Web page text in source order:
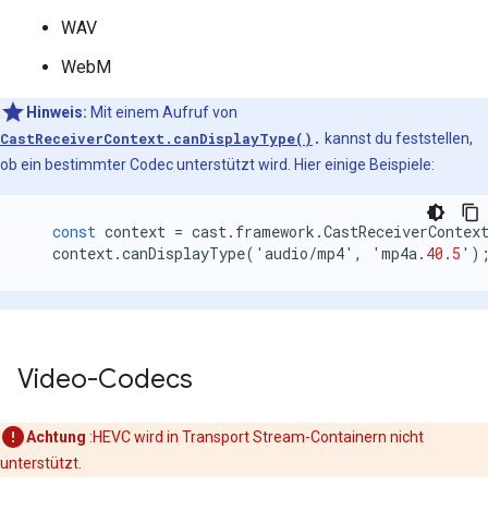
WAV
WebM
Hinweis: Mit einem Aufruf von
CastReceiverContext.canDisplayType() . kannst du feststellen,
ob ein bestimmter Codec unterstützt wird. Hier einige Beispiele:
const context = cast. framework .CastReceiverContext
context.canDisplayType( ' audio/mp4' , ' mp4a. 40.5 '
Video-Codecs
Achtung :HEVC wird in Transport Stream-Containern nicht
unterstützt.